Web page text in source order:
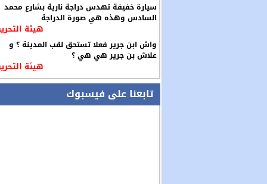
سيارة خفيفة تهدس دراجة نارية بشارع محمد
السادس وهذه هي صورة الدراجة
هيئة
واش ابن جرير فعلا تستحق لقب المدينة ؟ و
علاش بن جرير هي هي ؟
هيئة
تابعنا على فيسبوك